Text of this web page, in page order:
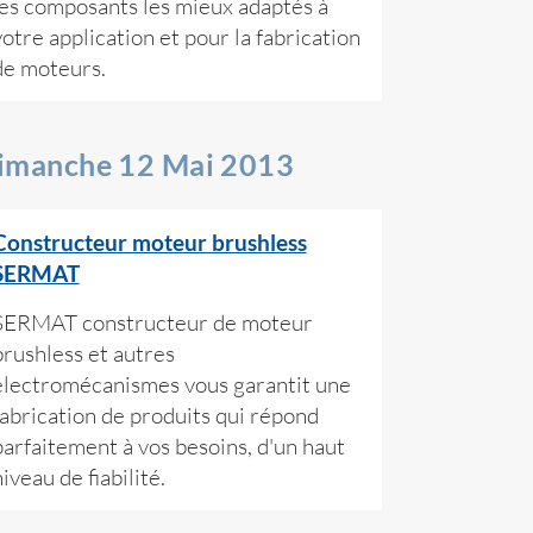
composants les mieux adaptés à
application et pour la fabrication
moteurs.
12 Mai 2013
moteur brushless
constructeur de moteur
et autres
vous garantit une
de produits qui répond
à vos besoins, d'un haut
de fiabilité.